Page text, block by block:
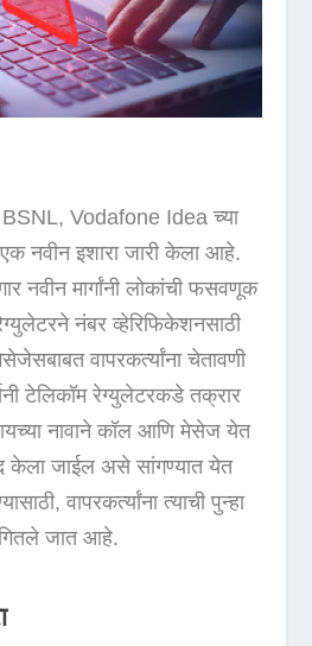
Vodafone Idea च्या
एक नवीन इशारा जारी केला आहे.
नवीन मार्गांनी लोकांची फसवणूक
नंबर व्हेरिफिकेशनसाठी
वापरकर्त्यांना चेतावणी
टेलिकॉम रेग्युलेटरकडे तक्रार
नावाने कॉल आणि मेसेज येत
केला जाईल असे सांगण्यात येत
वापरकर्त्यांना त्याची पुन्हा
जात आहे.